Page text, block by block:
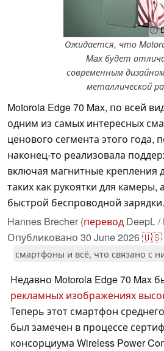
ⓘ
Ожидается, что
Max будет
современным
металлической
Motorola Edge 70 Max, по всей
одним из самых интересных
ценового сегмента этого года,
наконец-то реализовала
включая магнитные крепления
таких как рукоятки для
быстрой беспроводной зарядки.
Hannes Brecher (перевод DeepL /
Опубликовано 30 June 2026🇺🇸
смартфоны и всё, что связано с
Недавно Motorola Edge 70 Max
рекламных изображениях
Теперь этот смартфон
был замечен в процессе
консорциума Wireless Power